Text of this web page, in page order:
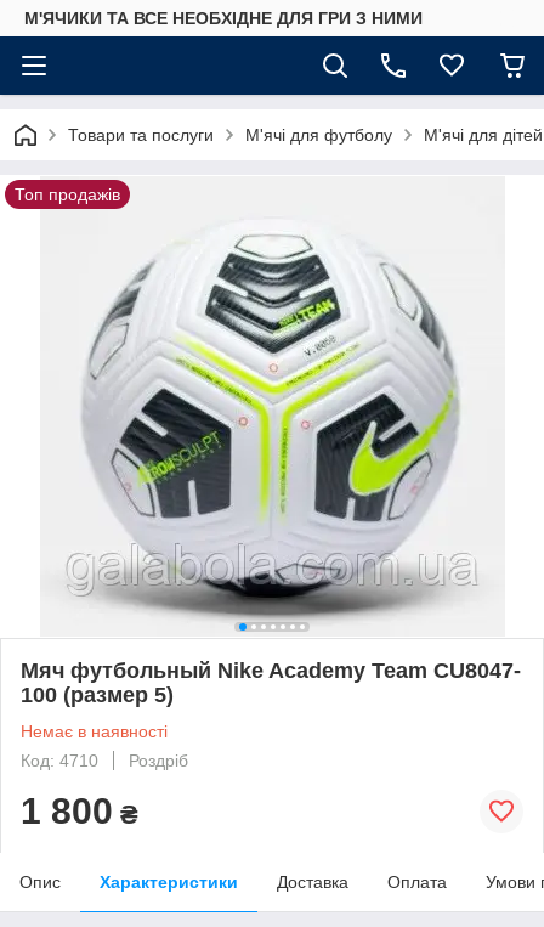
М'ЯЧИКИ ТА ВСЕ НЕОБХІДНЕ ДЛЯ ГРИ З НИМИ
Товари та послуги М'ячі для футболу М'ячі для
Топ продажів
Мяч футбольный Nike Academy Team CU8047-
100 (размер 5)
Немає в наявності
Код: 4710
Роздріб
1 800 ₴
Опис Характеристики Доставка Оплата Умови